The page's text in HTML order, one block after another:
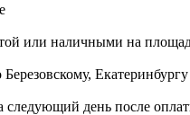
или наличными на
следующий день после